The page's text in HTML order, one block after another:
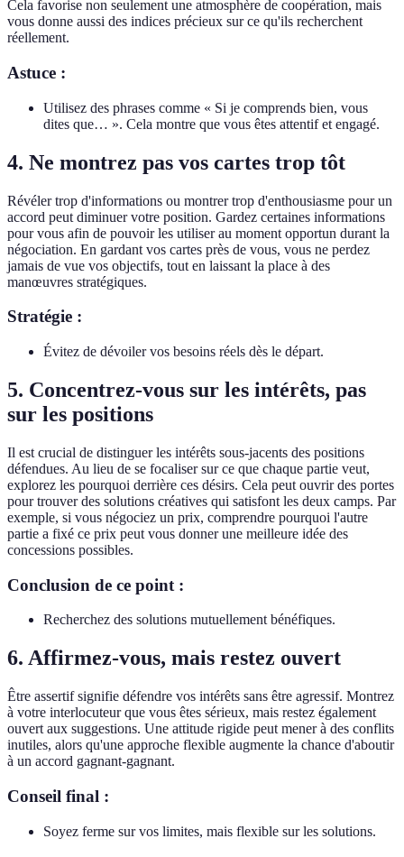
Cela favorise non seulement une atmosphère de coopération, mais
vous donne aussi des indices précieux sur ce qu'ils recherchent
réellement.
Astuce :
Utilisez des phrases comme « Si je comprends bien, vous
dites que… ». Cela montre que vous êtes attentif et engagé.
4. Ne montrez pas vos cartes trop tôt
Révéler trop d'informations ou montrer trop d'enthousiasme pour un
accord peut diminuer votre position. Gardez certaines informations
pour vous afin de pouvoir les utiliser au moment opportun durant la
négociation. En gardant vos cartes près de vous, vous ne perdez
jamais de vue vos objectifs, tout en laissant la place à des
manœuvres stratégiques.
Stratégie :
Évitez de dévoiler vos besoins réels dès le départ.
5. Concentrez-vous sur les intérêts, pas
sur les positions
Il est crucial de distinguer les intérêts sous-jacents des positions
défendues. Au lieu de se focaliser sur ce que chaque partie veut,
explorez les pourquoi derrière ces désirs. Cela peut ouvrir des portes
pour trouver des solutions créatives qui satisfont les deux camps. Par
exemple, si vous négociez un prix, comprendre pourquoi l'autre
partie a fixé ce prix peut vous donner une meilleure idée des
concessions possibles.
Conclusion de ce point :
Recherchez des solutions mutuellement bénéfiques.
6. Affirmez-vous, mais restez ouvert
Être assertif signifie défendre vos intérêts sans être agressif. Montrez
à votre interlocuteur que vous êtes sérieux, mais restez également
ouvert aux suggestions. Une attitude rigide peut mener à des conflits
inutiles, alors qu'une approche flexible augmente la chance d'aboutir
à un accord gagnant-gagnant.
Conseil final :
Soyez ferme sur vos limites, mais flexible sur les solutions.